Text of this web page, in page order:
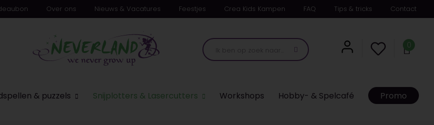
Over ons Nieuws & Vacatures Feestjes Crea Kids Kampen FAQ Tips & tricks Contact
0
& puzzels Snijplotters & Lasercutters Workshops Hobby- & Spelcafé Promo